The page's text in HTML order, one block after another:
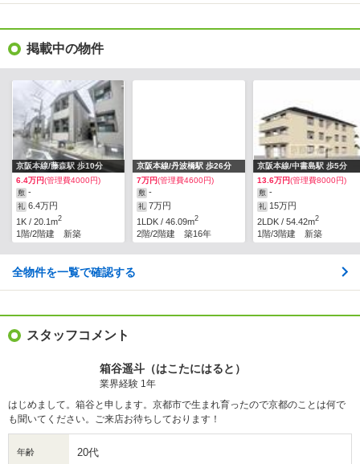
掲載中の物件
京阪本線/藤森駅 歩10分
6.4万円(管理費4000円)
敷 -
礼 6.4万円
1K / 20.1m2
1階/2階建 新築
京阪本線/丹波橋駅 歩26分
7万円(管理費4600円)
敷 -
礼 7万円
1LDK / 46.09m2
2階/2階建 築16年
京阪本線/中書島駅 歩5分
13.6万円(管理費8000円)
敷 -
礼 15万円
2LDK / 54.42m2
1階/3階建 新築
全物件を一覧で確認する
スタッフコメント
箱谷遥斗（はこたにはると）
業界経験 1年
はじめまして。箱谷と申します。京都市で生まれ育ったので京都のことは何で
も聞いてください。ご来店お待ちしております！
年齢 20代